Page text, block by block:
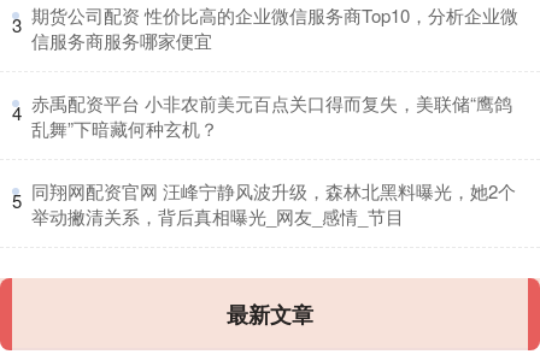
3 ​期货公司配资 性价比高的企业微信服务商Top10，分析企业微
信服务商服务哪家便宜
4 ​赤禹配资平台 小非农前美元百点关口得而复失，美联储“鹰鸽
乱舞”下暗藏何种玄机？
5 ​同翔网配资官网 汪峰宁静风波升级，森林北黑料曝光，她2个
举动撇清关系，背后真相曝光_网友_感情_节目
最新文章